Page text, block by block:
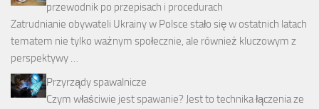
przewodnik po przepisach i procedurach
Zatrudnianie obywateli Ukrainy w Polsce stało się w ostatnich latach
tematem nie tylko ważnym społecznie, ale również kluczowym z
perspektywy …
Przyrządy spawalnicze
Czym właściwie jest spawanie? Jest to technika łączenia ze